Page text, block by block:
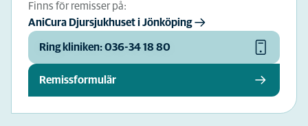
Finns för remisser på:
AniCura Djursjukhuset i Jönköping
Ring kliniken: 036-34 18 80
Remissformulär